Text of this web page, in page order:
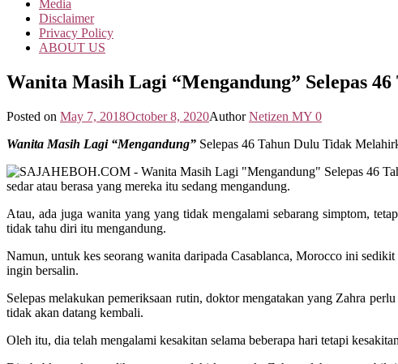
Media
Disclaimer
Privacy Policy
ABOUT US
Wanita Masih Lagi “Mengandung” Selepas
Posted on May 7, 2018October 8, 2020Author Netizen MY 0
Wanita Masih Lagi “Mengandung” Selepas 46 Tahun Dulu Tidak
sedar atau berasa yang mereka itu sedang mengandung.
Atau, ada juga wanita yang yang tidak mengalami sebarang simptom,
tidak tahu diri itu mengandung.
Namun, untuk kes seorang wanita daripada Casablanca, Morocco ini
ingin bersalin.
Selepas melakukan pemeriksaan rutin, doktor mengatakan yang Zahra
tidak akan datang kembali.
Oleh itu, dia telah mengalami kesakitan selama beberapa hari tetapi